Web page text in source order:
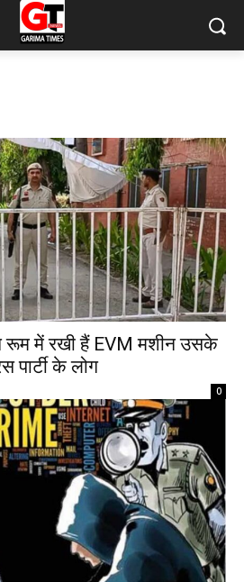
रूम में रखी हैं EVM मशीन उसके
पार्टी के लोग
0